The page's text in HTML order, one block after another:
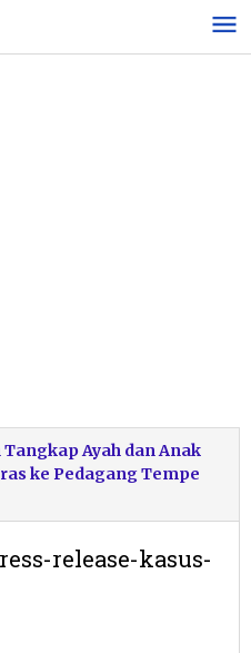
Ayah dan Anak
ke Pedagang Tempe
release-kasus-